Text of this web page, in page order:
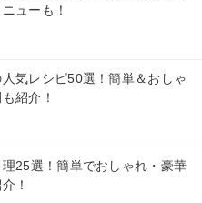
ューも！
気レシピ50選！簡単＆おしゃ
紹介！
25選！簡単でおしゃれ・豪華
！